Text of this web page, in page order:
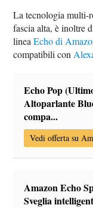
La tecnologia multi-
fascia alta, è inoltre
lineaEcho di
compatibili con
Echo Pop
Altoparlante
compa...
Vedi offerta su
Amazon Echo
Sveglia